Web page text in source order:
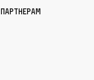
Партнерам